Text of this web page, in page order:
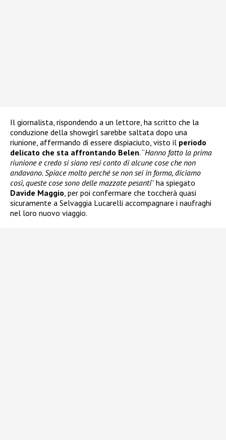
Il giornalista, rispondendo a un lettore, ha scritto che la
conduzione della showgirl sarebbe saltata dopo una
riunione, affermando di essere dispiaciuto, visto il periodo
delicato che sta affrontando Belen. “Hanno fatto la prima
riunione e credo si siano resi conto di alcune cose che non
andavano. Spiace molto perché se non sei in forma, diciamo
così, queste cose sono delle mazzate pesanti” ha spiegato
Davide Maggio, per poi confermare che toccherà quasi
sicuramente a Selvaggia Lucarelli accompagnare i naufraghi
nel loro nuovo viaggio.